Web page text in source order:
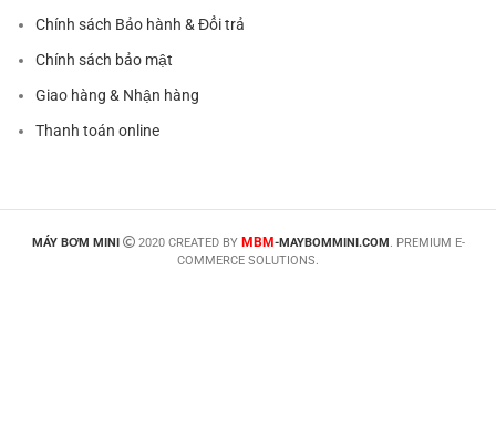
Chính sách Bảo hành & Đổi trả
Chính sách bảo mật
Giao hàng & Nhận hàng
Thanh toán online
MÁY BƠM MINI 2020 CREATED BY MBM-MAYBOMMINI.COM . PREMIUM E-
COMMERCE SOLUTIONS.